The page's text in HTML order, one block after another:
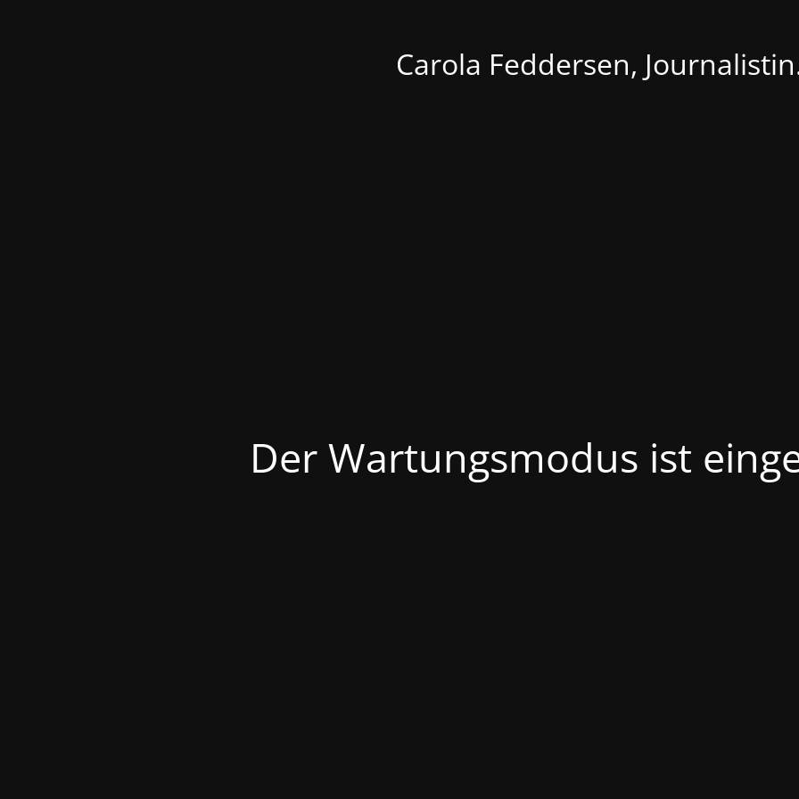
Carola Feddersen,
Der Wartungsmodus ist